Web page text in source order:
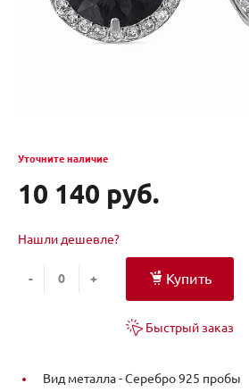
Уточните наличие
10 140 руб.
Нашли дешевле?
- + Купить
Быстрый заказ
Вид металла -Серебро 925 пробы